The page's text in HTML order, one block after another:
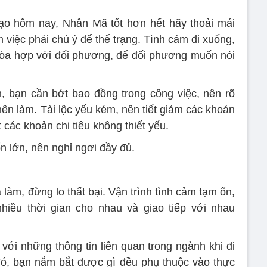
hôm nay, Nhân Mã tốt hơn hết hãy thoải mái
việc phải chú ý để thể trạng. Tình cảm đi xuống,
hợp với đối phương, để đối phương muốn nói
bạn cần bớt bao đồng trong công việc, nên rõ
làm. Tài lộc yếu kém, nên tiết giảm các khoản
khoản chi tiêu không thiết yếu.
lớn, nên nghỉ ngơi đầy đủ.
đừng lo thất bại. Vận trình tình cảm tạm ổn,
thời gian cho nhau và giao tiếp với nhau
những thông tin liên quan trong ngành khi đi
bạn nắm bắt được gì đều phụ thuộc vào thực